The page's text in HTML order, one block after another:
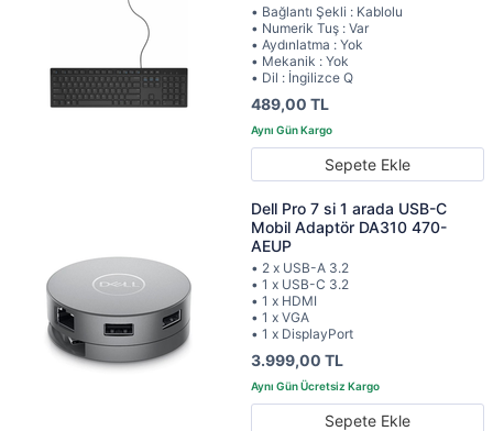
• Bağlantı Şekli : Kablolu
• Numerik Tuş : Var
• Aydınlatma : Yok
• Mekanik : Yok
• Dil : İngilizce Q
489,00 TL
Sepete Ekle
Dell Pro 7 si 1 arada USB-C
Mobil Adaptör DA310 470-
AEUP
• 2 x USB-A 3.2
• 1 x USB-C 3.2
• 1 x HDMI
• 1 x VGA
• 1 x DisplayPort
3.999,00 TL
Sepete Ekle